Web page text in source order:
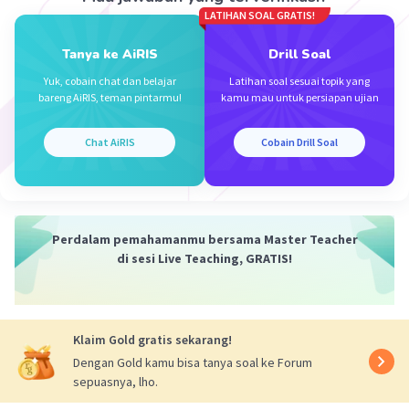
Tanya ke AiRIS
Yuk, cobain chat dan belajar
bareng AiRIS, teman pintarmu!
Chat AiRIS
LATIHAN SOAL GRATIS!
Drill Soal
Latihan soal sesuai topik yang
kamu mau untuk persiapan ujian
Cobain Drill Soal
Perdalam pemahamanmu bersama Master Teacher
di sesi Live Teaching, GRATIS!
Klaim Gold gratis sekarang!
Dengan Gold kamu bisa tanya soal ke Forum
sepuasnya, lho.